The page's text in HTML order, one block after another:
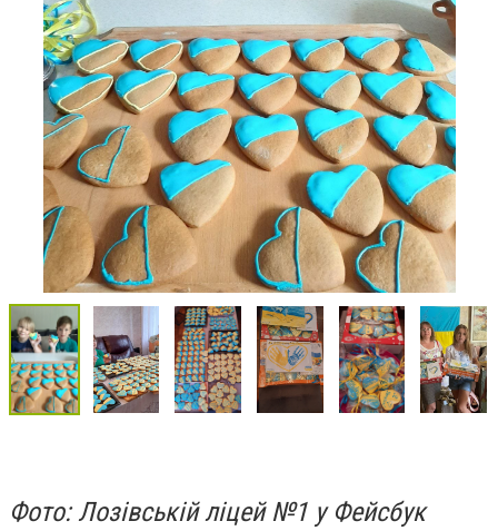
Фото: Лозівській ліцей №1 у Фейсбук